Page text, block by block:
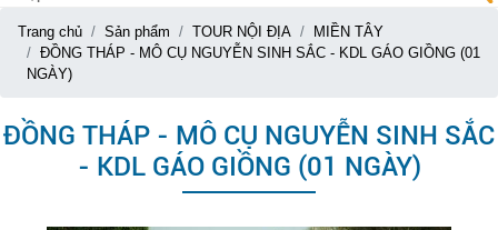
Trang chủ Sản phẩm TOUR NỘI ĐỊA
MIỀN TÂY
ĐỒNG THÁP - MÔ CỤ NGUYỄN SINH SẮC - KDL GÁO GIỒNG (01
NGÀY)
ĐỒNG THÁP - MÔ CỤ NGUYỄN SINH SẮC
- KDL GÁO GIỒNG (01 NGÀY)